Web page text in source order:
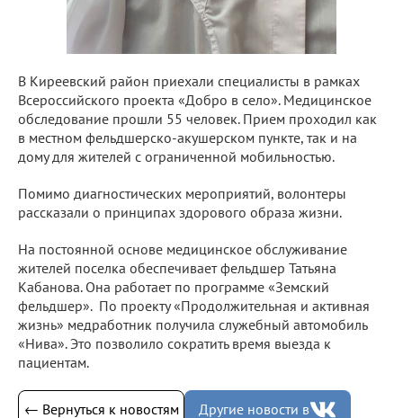
В Киреевский район приехали специалисты в рамках
Всероссийского проекта «Добро в село». Медицинское
обследование прошли 55 человек. Прием проходил как
в местном фельдшерско-акушерском пункте, так и на
дому для жителей с ограниченной мобильностью.
Помимо диагностических мероприятий, волонтеры
рассказали о принципах здорового образа жизни.
На постоянной основе медицинское обслуживание
жителей поселка обеспечивает фельдшер Татьяна
Кабанова. Она работает по программе «Земский
фельдшер». По проекту «Продолжительная и активная
жизнь» медработник получила служебный автомобиль
«Нива». Это позволило сократить время выезда к
пациентам.
← Вернуться к новостям Другие новости в